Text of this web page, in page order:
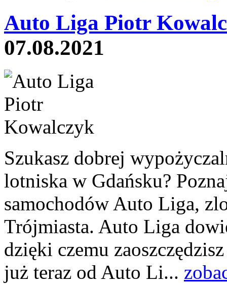
Auto Liga Piotr
07.08.2021
Szukasz dobrej
lotniska w Gdańsku?
samochodów Auto Liga,
Trójmiasta. Auto Liga
dzięki czemu
już teraz od Auto Li...